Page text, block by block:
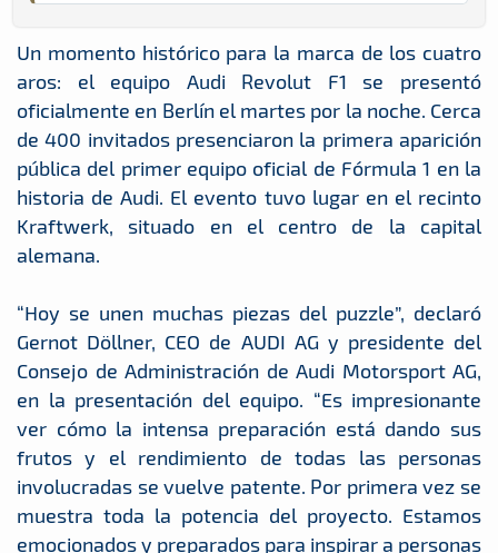
Un momento histórico para la marca de los cuatro
aros: el equipo Audi Revolut F1 se presentó
oficialmente en Berlín el martes por la noche. Cerca
de 400 invitados presenciaron la primera aparición
pública del primer equipo oficial de Fórmula 1 en la
historia de Audi. El evento tuvo lugar en el recinto
Kraftwerk, situado en el centro de la capital
alemana.
“Hoy se unen muchas piezas del puzzle”, declaró
Gernot Döllner, CEO de AUDI AG y presidente del
Consejo de Administración de Audi Motorsport AG,
en la presentación del equipo. “Es impresionante
ver cómo la intensa preparación está dando sus
frutos y el rendimiento de todas las personas
involucradas se vuelve patente. Por primera vez se
muestra toda la potencia del proyecto. Estamos
emocionados y preparados para inspirar a personas